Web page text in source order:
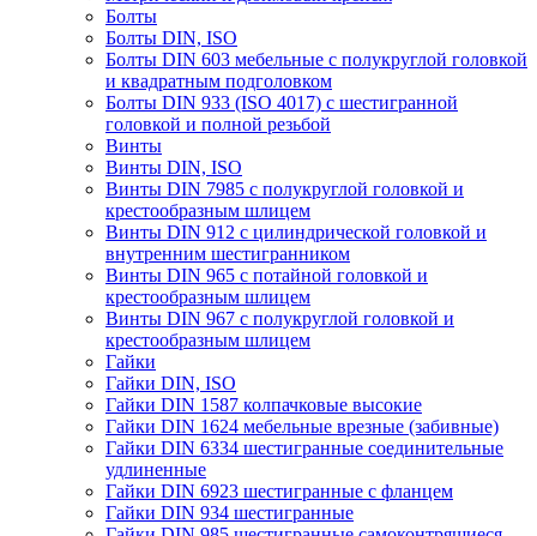
Болты
Болты DIN, ISO
Болты DIN 603 мебельные с полукруглой головкой
и квадратным подголовком
Болты DIN 933 (ISO 4017) с шестигранной
головкой и полной резьбой
Винты
Винты DIN, ISO
Винты DIN 7985 с полукруглой головкой и
крестообразным шлицем
Винты DIN 912 с цилиндрической головкой и
внутренним шестигранником
Винты DIN 965 с потайной головкой и
крестообразным шлицем
Винты DIN 967 с полукруглой головкой и
крестообразным шлицем
Гайки
Гайки DIN, ISO
Гайки DIN 1587 колпачковые высокие
Гайки DIN 1624 мебельные врезные (забивные)
Гайки DIN 6334 шестигранные соединительные
удлиненные
Гайки DIN 6923 шестигранные с фланцем
Гайки DIN 934 шестигранные